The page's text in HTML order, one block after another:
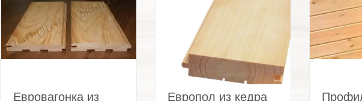
Евровагонка из
Европол из кедра